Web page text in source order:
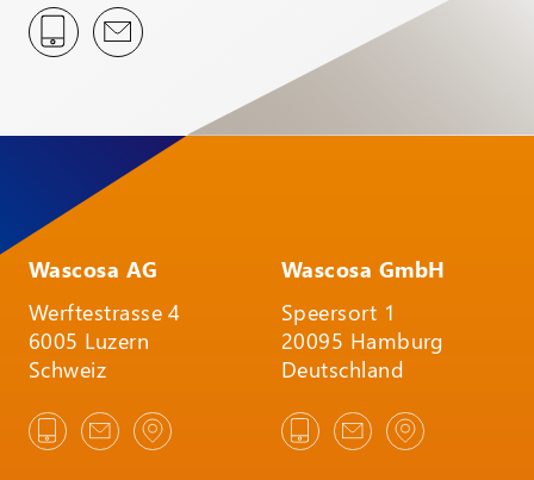
Wascosa AG
Werftestrasse 4
6005 Luzern
Schweiz
Wascosa GmbH
Speersort 1
20095 Hamburg
Deutschland